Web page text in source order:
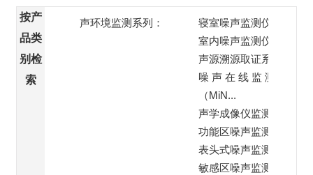
按产
品类
别检
索
声环境监测系列：
寝室噪声监测仪
室内噪声监测仪
声源溯源取证系统
噪 声 在 线 监 测 站
（MiN...
声学成像仪监测
功能区噪声监测子站
表头式噪声监测仪
敏感区噪声监测系统